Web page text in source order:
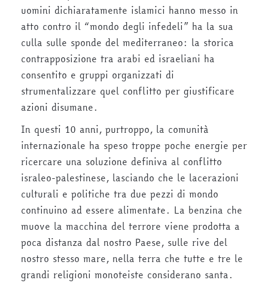
uomini dichiaratamente islamici hanno messo in
atto contro il “mondo degli infedeli” ha la sua
culla sulle sponde del mediterraneo: la storica
contrapposizione tra arabi ed israeliani ha
consentito e gruppi organizzati di
strumentalizzare quel conflitto per giustificare
azioni disumane.
In questi 10 anni, purtroppo, la comunità
internazionale ha speso troppe poche energie per
ricercare una soluzione definiva al conflitto
israleo-palestinese, lasciando che le lacerazioni
culturali e politiche tra due pezzi di mondo
continuino ad essere alimentate. La benzina che
muove la macchina del terrore viene prodotta a
poca distanza dal nostro Paese, sulle rive del
nostro stesso mare, nella terra che tutte e tre le
grandi religioni monoteiste considerano santa.